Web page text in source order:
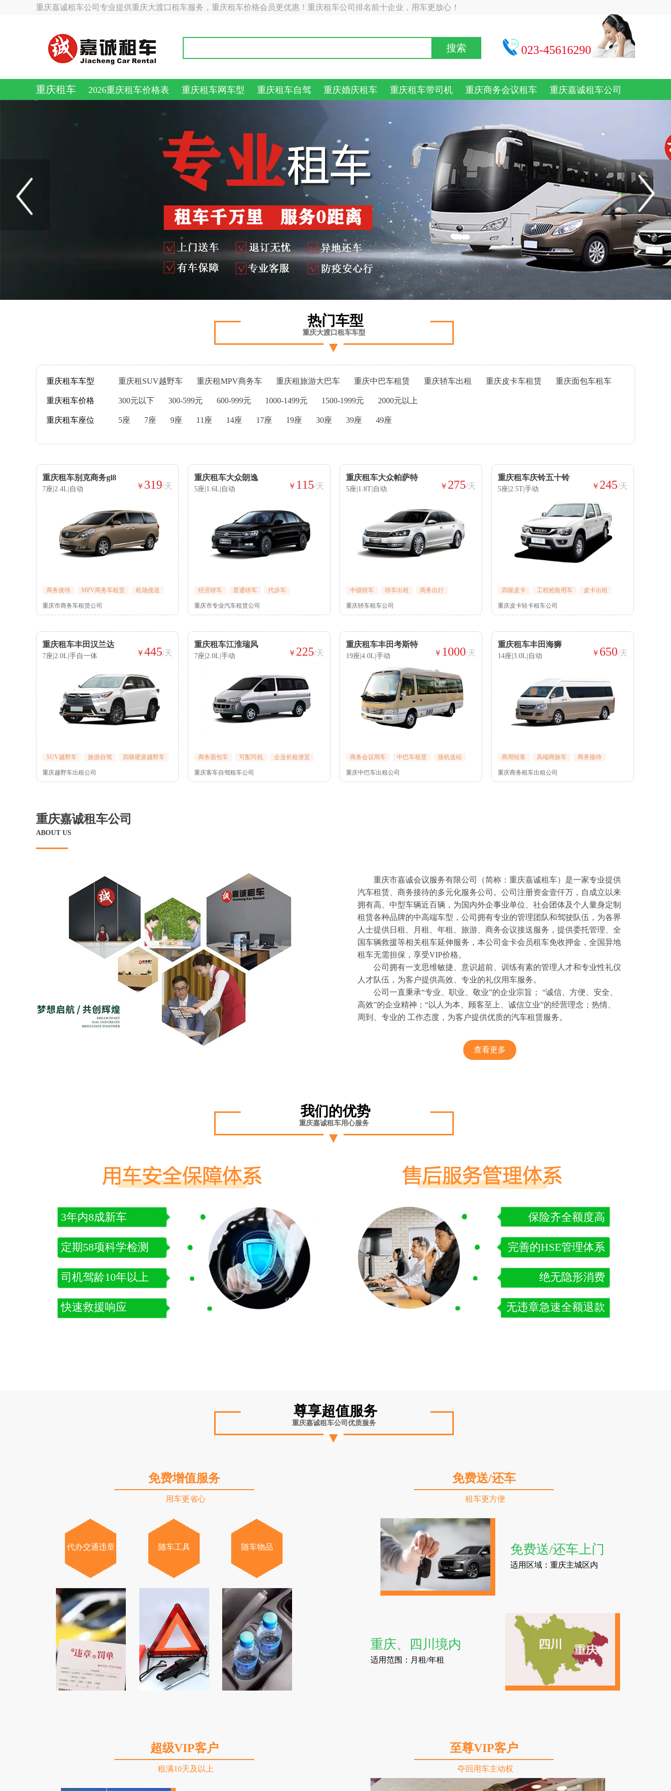
重庆嘉诚租车公司专业提供重庆大渡口租车服务，重庆租车价格会员更优惠！重庆租车公司排名前十企业，用车更放心！
搜索 023-45616290
重庆租车 2026重庆租车价格表 重庆租车网车型 重庆租车自驾 重庆婚庆租车 重庆租车带司机 重庆商务会议租车 重庆嘉诚租车公司
热门车型
重庆大渡口租车车型
▼
重庆租车车型 重庆租SUV越野车 重庆租MPV商务车 重庆租旅游大巴车 重庆中巴车租赁 重庆轿车出租 重庆皮卡车租赁 重庆面包车租车
重庆租车价格 300元以下 300-599元 600-999元 1000-1499元 1500-1999元 2000元以上
重庆租车座位 5座 7座 9座 11座 14座 17座 19座 30座 39座 49座
￥ 319/天
重庆租车别克商务gl8
7座|2.4L|自动
商务接待 MPV商务车租赁 机场接送
重庆市商务车租赁公司
￥ 115/天
重庆租车大众朗逸
5座|1.6L|自动
经济轿车 普通轿车 代步车
重庆市专业汽车租赁公司
￥ 275/天
重庆租车大众帕萨特
5座|1.8T|自动
中级轿车 轿车出租 商务出行
重庆轿车租车公司
￥ 245/天
重庆租车庆铃五十铃
5座|2.5T|手动
四驱皮卡 工程抢险用车 皮卡出租
重庆皮卡轻卡租车公司
￥445/天
重庆租车丰田汉兰达
7座|2.0L|手自一体
SUV越野车 旅游自驾 四驱硬派越野车
重庆越野车出租公司
￥ 225/天
重庆租车江淮瑞风
7座|2.0L|手动
商务面包车 可配司机 企业长租便宜
重庆客车自驾租车公司
￥ 1000/天
重庆租车丰田考斯特
19座|4.0L|手动
商务会议用车 中巴车租赁 接机送站
重庆中巴车出租公司
￥ 650/天
重庆租车丰田海狮
14座|3.0L|自动
商用轻客 高端商旅车 商务接待
重庆商务租车出租公司
重庆嘉诚租车公司
ABOUT US
重庆市嘉诚会议服务有限公司（简称：重庆嘉诚租车）是一家专业提供
汽车租赁、商务接待的多元化服务公司。公司注册资金壹仟万，自成立以来
拥有高、中型车辆近百辆，为国内外企事业单位、社会团体及个人量身定制
租赁各种品牌的中高端车型，公司拥有专业的管理团队和驾驶队伍，为各界
人士提供日租、月租、年租、旅游、商务会议接送服务，提供委托管理、全
国车辆救援等相关租车延伸服务，本公司金卡会员租车免收押金，全国异地
租车无需担保，享受VIP价格。
公司拥有一支思维敏捷、意识超前、训练有素的管理人才和专业性礼仪
人才队伍，为客户提供高效、专业的礼仪用车服务。
公司一直秉承“专业、职业、敬业”的企业宗旨； “诚信、方便、安全、
高效”的企业精神；“以人为本、顾客至上、诚信立业”的经营理念；热情、
周到、专业的 工作态度，为客户提供优质的汽车租赁服务。
查看更多
我们的优势
重庆嘉诚租车用心服务
▼
3年内8成新车
定期58项科学检测
司机驾龄10年以上
快速救援响应
保险齐全额度高
完善的HSE管理体系
绝无隐形消费
无违章急速全额退款
尊享超值服务
重庆嘉诚租车公司优质服务
▼
免费增值服务
用车更省心
代办交通违章 随车工具 随车物品
免费送/还车
租车更方便
免费送/还车上门
适用区域：重庆主城区内
重庆、四川境内
适用范围：月租/年租
超级VIP客户
租满10天及以上
至尊VIP客户
夺回用车主动权